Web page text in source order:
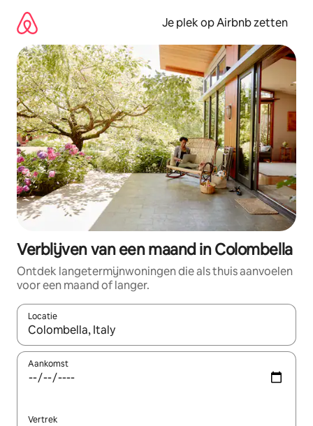
direct
naar
inhoud
Je plek op Airbnb zetten
Verblijven van een maand in Colombella
Ontdek langetermijnwoningen die als thuis aanvoelen
voor een maand of langer.
Locatie
Wanneer er resultaten beschikbaar zijn, maak je een keuze
Aankomst
Vertrek